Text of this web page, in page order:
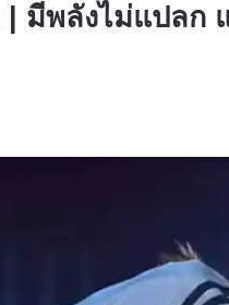
มีพลังไม่แปลก